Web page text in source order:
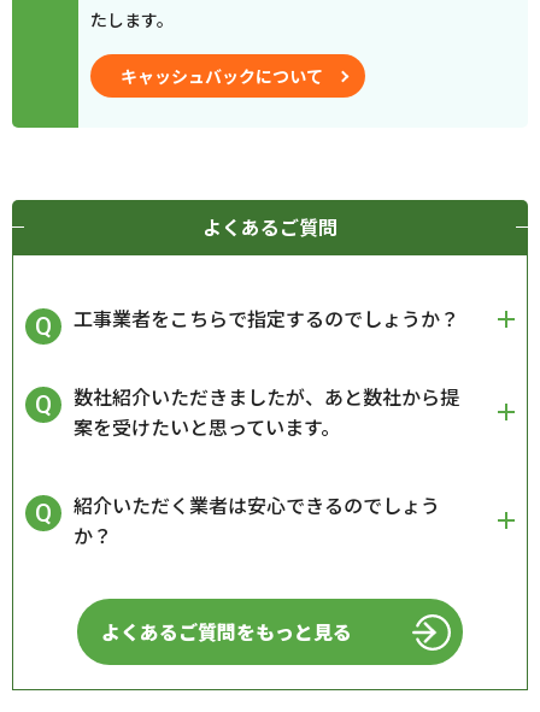
たします。
キャッシュバックについて
よくあるご質問
工事業者をこちらで指定するのでしょうか？
数社紹介いただきましたが、あと数社から提
案を受けたいと思っています。
紹介いただく業者は安心できるのでしょう
か？
よくあるご質問をもっと見る